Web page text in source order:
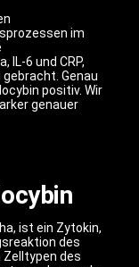
im
IL-6 und CRP,
Genau
positiv. Wir
genauer
ist ein Zytokin,
des
Zelltypen des